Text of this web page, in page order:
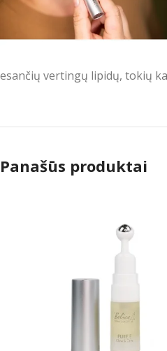
esančių vertingų lipidų, tokių
Panašūs produktai